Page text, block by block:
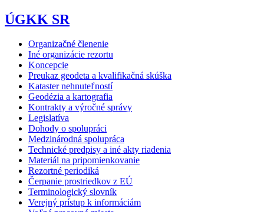
ÚGKK SR
Organizačné členenie
Iné organizácie rezortu
Koncepcie
Preukaz geodeta a kvalifikačná skúška
Kataster nehnuteľností
Geodézia a kartografia
Kontrakty a výročné správy
Legislatíva
Dohody o spolupráci
Medzinárodná spolupráca
Technické predpisy a iné akty riadenia
Materiál na pripomienkovanie
Rezortné periodiká
Čerpanie prostriedkov z EÚ
Terminologický slovník
Verejný prístup k informáciám